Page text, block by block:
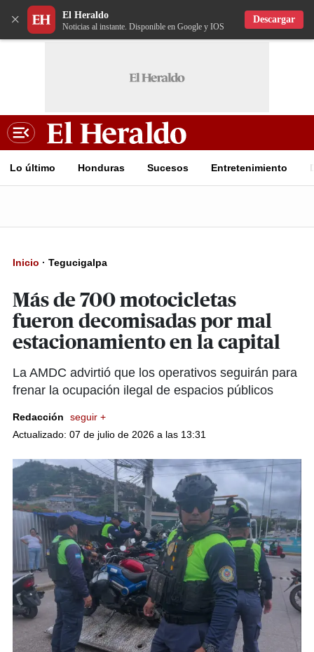
× El Heraldo
Noticias al instante. Disponible en Google y IOS
Descargar
Lo último Honduras Sucesos Entretenimiento
Inicio · Tegucigalpa
Más de 700 motocicletas
fueron decomisadas por mal
estacionamiento en la capital
La AMDC advirtió que los operativos seguirán para
frenar la ocupación ilegal de espacios públicos
Redacción
seguir +
Actualizado: 07 de julio de 2026 a las 13:31